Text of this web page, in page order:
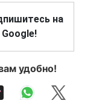
на
удобно!